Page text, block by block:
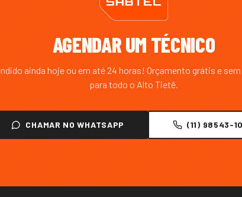
AGENDAR UM TÉCNICO
ainda hoje ou em até 24 horas! Orçamento grátis e
para todo o Alto Tietê.
CHAMAR NO WHATSAPP (11) 98543-